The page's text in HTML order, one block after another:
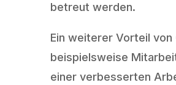
betreut werden.
Ein weiterer Vorteil
beispielsweise
einer verbesserten